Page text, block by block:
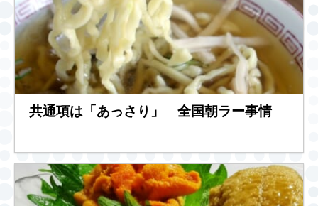
共通項は「あっさり」 全国朝ラー事情